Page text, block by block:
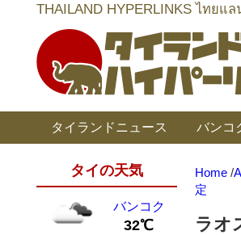
THAILAND HYPERLINKS ไทยแ
タイランドニュース バンコ
タイの天気
バンコク
32℃
Home /
定
ラオ